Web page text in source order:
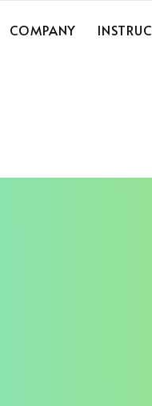
COMPANY